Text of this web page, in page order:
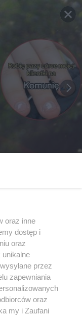
oraz inne
dostęp i
oraz
unikalne
przez
zapewniania
oraz
my i Zaufani